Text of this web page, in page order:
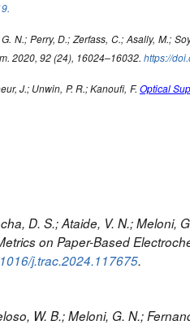
N.; Perry, D.; Zerfass, C.; Asally, M.;
2020, 92 (24), 16024–16032. https://
J.; Unwin, P. R.; Kanoufi, F. Optical
D. S.; Ataide, V. N.; Meloni,
on Paper-Based
j.trac.2024.117675.
W. B.; Meloni, G. N.;